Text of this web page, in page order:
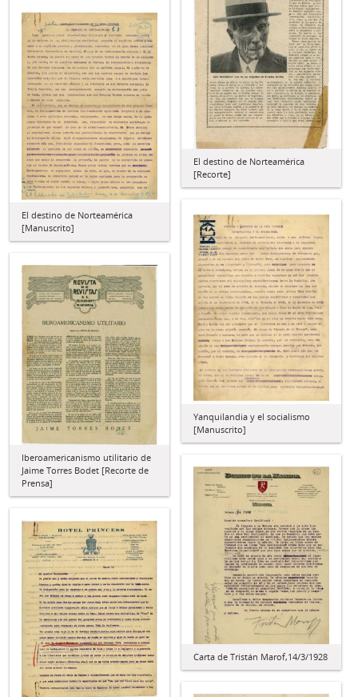
El destino de Norteamérica
[Recorte]
El destino de Norteamérica
[Manuscrito]
Yanquilandia y el socialismo
[Manuscrito]
Iberoamericanismo utilitario de
Jaime Torres Bodet [Recorte de
Prensa]
Carta de Tristán Marof,14/3/1928